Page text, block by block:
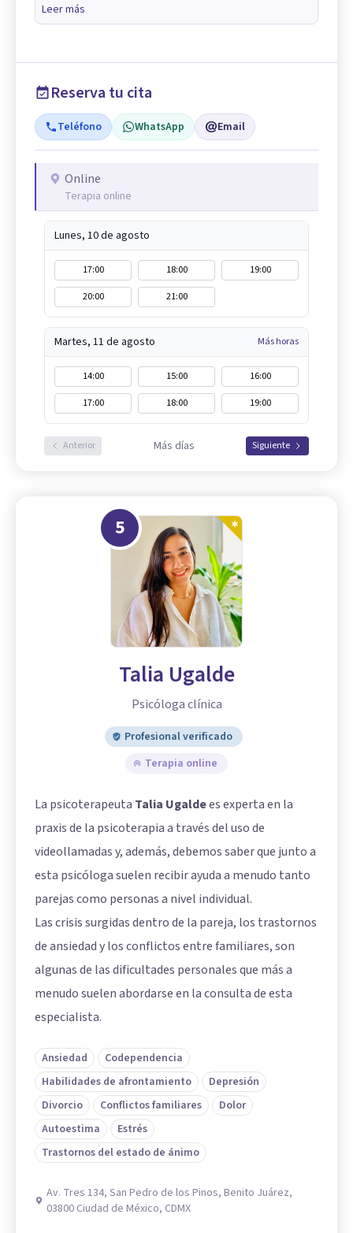
Leer más
Reserva tu cita
Teléfono WhatsApp Email
Online
Terapia online
Lunes, 10 de agosto
17:00 18:00
19:00
20:00
21:00
Martes, 11 de agosto Más horas
14:00 15:00
16:00
17:00
18:00 19:00
Anterior Más días Siguiente
5
Talia Ugalde
Psicóloga clínica
Profesional verificado
Terapia online
La psicoterapeuta Talia Ugaldees experta en la
praxis de la psicoterapia a través del uso de
videollamadas y, además, debemos saber que junto a
esta psicóloga suelen recibir ayuda a menudo tanto
parejas como personas a nivel individual.
Las crisis surgidas dentro de la pareja, los trastornos
de ansiedad y los conflictos entre familiares, son
algunas de las dificultades personales que más a
menudo suelen abordarse en la consulta de esta
especialista.
Ansiedad
Codependencia
Habilidades de afrontamiento
Depresión
Divorcio
Conflictos familiares
Dolor
Autoestima
Estrés
Trastornos del estado de ánimo
Av. Tres 134, San Pedro de los Pinos, Benito Juárez,
03800 Ciudad de México, CDMX